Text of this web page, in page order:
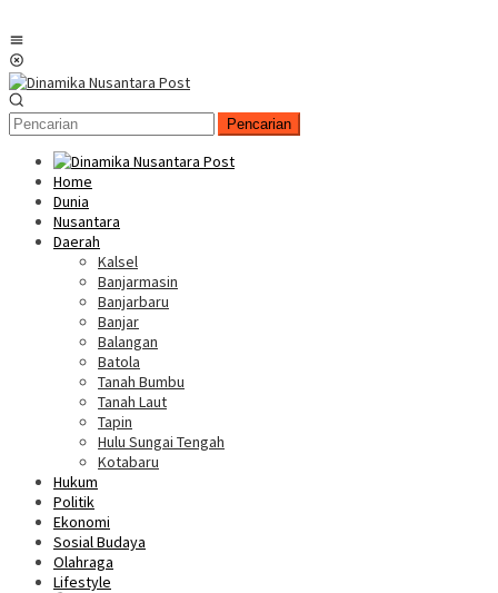
Pencarian
Home
Dunia
Nusantara
Daerah
Kalsel
Banjarmasin
Banjarbaru
Banjar
Balangan
Batola
Tanah Bumbu
Tanah Laut
Tapin
Hulu Sungai Tengah
Kotabaru
Hukum
Politik
Ekonomi
Sosial Budaya
Olahraga
Lifestyle